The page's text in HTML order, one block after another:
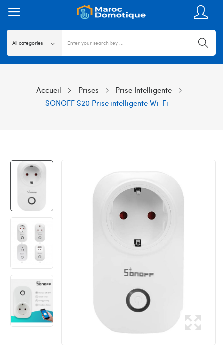
Accueil Prises
Prise Intelligente
SONOFF S20 Prise intelligente Wi-Fi